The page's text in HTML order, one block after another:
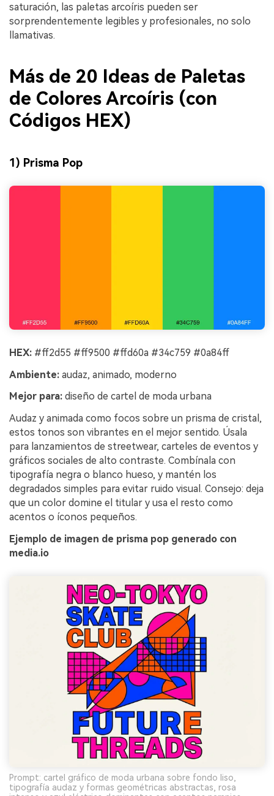
saturación, las paletas arcoíris pueden ser
sorprendentemente legibles y profesionales, no solo
llamativas.
Más de 20 Ideas de Paletas
de Colores Arcoíris (con
Códigos HEX)
1) Prisma Pop
HEX: #ff2d55 #ff9500 #ffd60a #34c759 #0a84ff
Ambiente: audaz, animado, moderno
Mejor para: diseño de cartel de moda urbana
Audaz y animada como focos sobre un prisma de cristal,
estos tonos son vibrantes en el mejor sentido. Úsala
para lanzamientos de streetwear, carteles de eventos y
gráficos sociales de alto contraste. Combínala con
tipografía negra o blanco hueso, y mantén los
degradados simples para evitar ruido visual. Consejo: deja
que un color domine el titular y usa el resto como
acentos o íconos pequeños.
Ejemplo de imagen de prisma pop generado con
media.io
Prompt: cartel gráfico de moda urbana sobre fondo liso,
tipografía audaz y formas geométricas abstractas, rosa